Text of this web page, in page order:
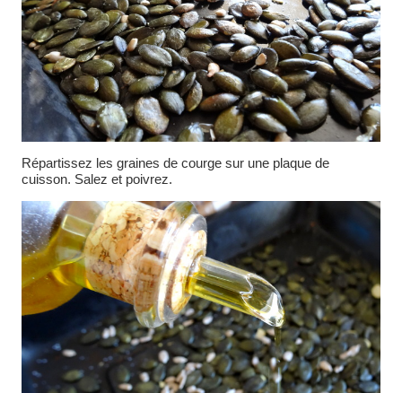
Répartissez les graines de courge sur une plaque de
cuisson. Salez et poivrez.